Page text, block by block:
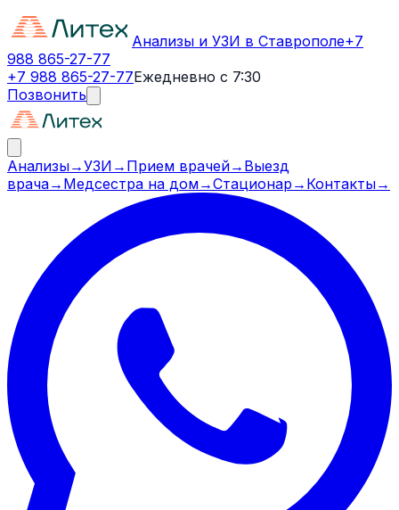
Анализы и УЗИ в Ставрополе+7
988 865-27-77
+7 988 865-27-77Ежедневно с 7:30
Позвонить
Анализы→УЗИ → Прием врачей→ Выезд
врача→ Медсестра на дом→Стационар → Контакты→